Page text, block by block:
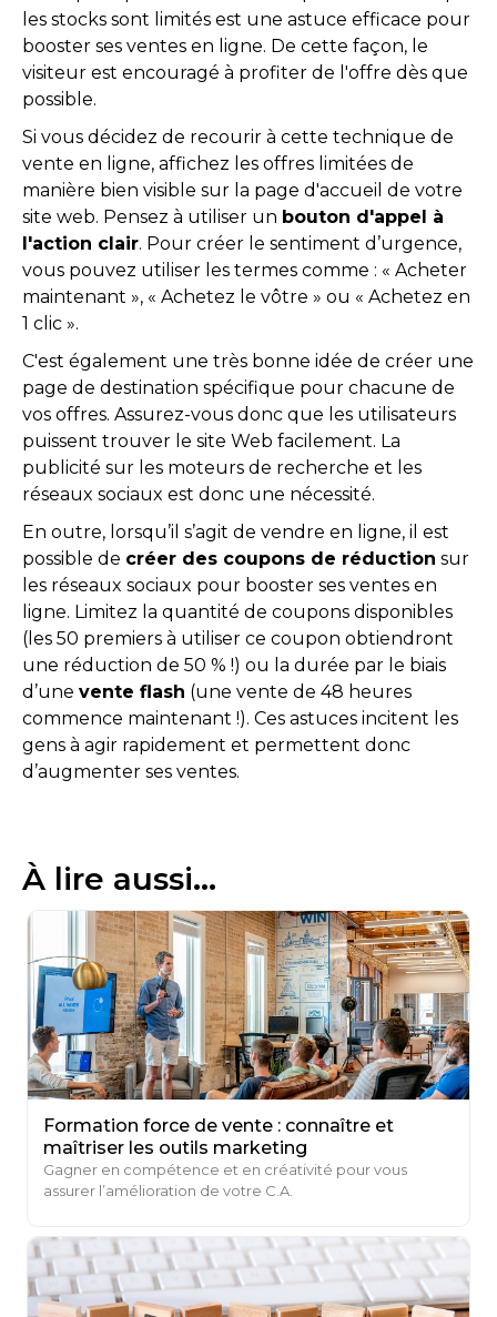
les stocks sont limités est une astuce efficace pour
booster ses ventes en ligne. De cette façon, le
visiteur est encouragé à profiter de l'offre dès que
possible.
Si vous décidez de recourir à cette technique de
vente en ligne, affichez les offres limitées de
manière bien visible sur la page d'accueil de votre
site web. Pensez à utiliser un bouton d'appel à
l'action clair. Pour créer le sentiment d’urgence,
vous pouvez utiliser les termes comme : « Acheter
maintenant », « Achetez le vôtre » ou « Achetez en
1 clic ».
C'est également une très bonne idée de créer une
page de destination spécifique pour chacune de
vos offres. Assurez-vous donc que les utilisateurs
puissent trouver le site Web facilement. La
publicité sur les moteurs de recherche et les
réseaux sociaux est donc une nécessité.
En outre, lorsqu’il s’agit de vendre en ligne, il est
possible de créer des coupons de réduction sur
les réseaux sociaux pour booster ses ventes en
ligne. Limitez la quantité de coupons disponibles
(les 50 premiers à utiliser ce coupon obtiendront
une réduction de 50 % !) ou la durée par le biais
d’une vente flash (une vente de 48 heures
commence maintenant !). Ces astuces incitent les
gens à agir rapidement et permettent donc
d’augmenter ses ventes.
À lire aussi...
Formation force de vente : connaître et
maîtriser les outils marketing
Gagner en compétence et en créativité pour vous
assurer l’amélioration de votre C.A.